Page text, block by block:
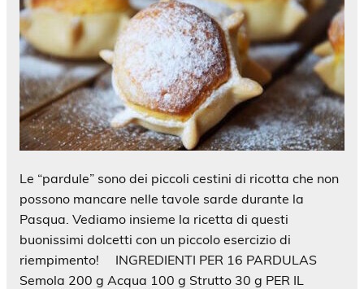
Le “pardule” sono dei piccoli cestini di ricotta che non
possono mancare nelle tavole sarde durante la
Pasqua. Vediamo insieme la ricetta di questi
buonissimi dolcetti con un piccolo esercizio di
riempimento! INGREDIENTI PER 16 PARDULAS
Semola 200 g Acqua 100 g Strutto 30 g PER IL